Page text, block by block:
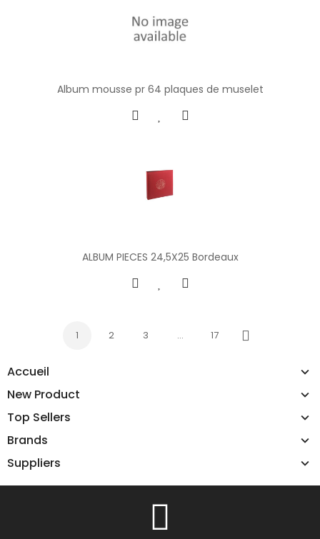
Accueil
New Product
Top Sellers
Brands
Suppliers
Album mousse pr 64 plaques de muselet
ALBUM PIECES 24,5X25 Bordeaux
1 2 3 … 17
Next